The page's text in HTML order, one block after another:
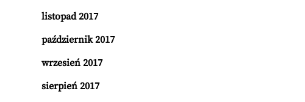
listopad 2017
październik 2017
wrzesień 2017
sierpień 2017